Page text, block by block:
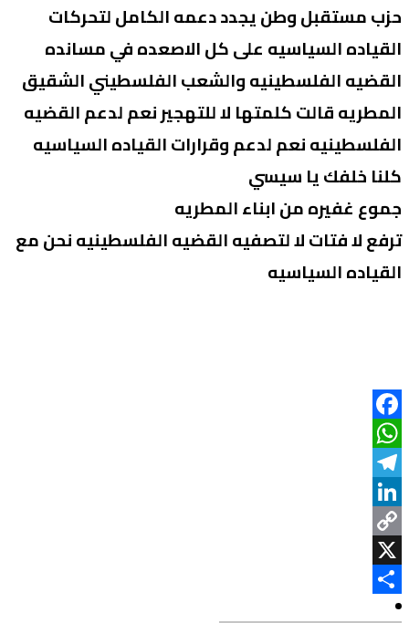
حزب مستقبل وطن يجدد دعمه الكامل لتحركات
القياده السياسيه على كل الاصعده في مسانده
القضيه الفلسطينيه والشعب الفلسطيني الشقيق
المطريه قالت كلمتها لا للتهجير نعم لدعم القضيه
الفلسطينيه نعم لدعم وقرارات القياده السياسيه
كلنا خلفك يا سيسي
جموع غفيره من ابناء المطريه
ترفع لا فتات لا لتصفيه القضيه الفلسطينيه نحن مع
القياده السياسيه
Facebook
WhatsApp
Telegram
LinkedIn
Copy
LinkX
Share